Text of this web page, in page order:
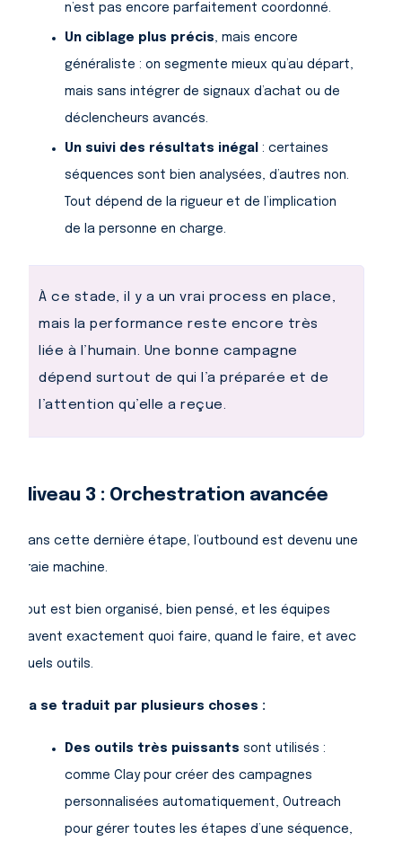
n’est pas encore parfaitement coordonné.
Un ciblage plus précis , mais encore
généraliste : on segmente mieux qu’au départ,
mais sans intégrer de signaux d’achat ou de
déclencheurs avancés.
Un suivi des résultats inégal : certaines
séquences sont bien analysées, d’autres non.
Tout dépend de la rigueur et de l’implication
de la personne en charge.
À ce stade, il y a un vrai process en place,
mais la performance reste encore très
liée à l’humain. Une bonne campagne
dépend surtout de qui l’a préparée et de
l’attention qu’elle a reçue.
Niveau 3 : Orchestration avancée
Dans cette dernière étape, l’outbound est devenu une
vraie machine.
Tout est bien organisé, bien pensé, et les équipes
savent exactement quoi faire, quand le faire, et avec
quels outils.
Ça se traduit par plusieurs choses :
Des outils très puissants sont utilisés :
comme Clay pour créer des campagnes
personnalisées automatiquement, Outreach
pour gérer toutes les étapes d’une séquence,